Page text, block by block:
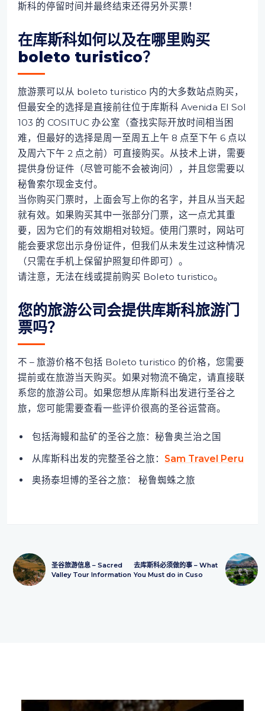
斯科的停留时间并最终结束还得另外买票！
在库斯科如何以及在哪里购买
boleto turistico？
旅游票可以从 boleto turistico 内的大多数站点购买，
但最安全的选择是直接前往位于库斯科 Avenida El Sol
103 的 COSITUC 办公室（查找实际开放时间相当困
难，但最好的选择是周一至周五上午 8 点至下午 6 点以
及周六下午 2 点之前）可直接购买。从技术上讲，需要
提供身份证件（尽管可能不会被询问），并且您需要以
秘鲁索尔现金支付。
当你购买门票时，上面会写上你的名字，并且从当天起
就有效。如果购买其中一张部分门票，这一点尤其重
要，因为它们的有效期相对较短。使用门票时，网站可
能会要求您出示身份证件，但我们从未发生过这种情况
（只需在手机上保留护照复印件即可）。
请注意，无法在线或提前购买 Boleto turistico。
您的旅游公司会提供库斯科旅游门
票吗？
不 – 旅游价格不包括 Boleto turistico 的价格，您需要
提前或在旅游当天购买。如果对物流不确定，请直接联
系您的旅游公司。如果您想从库斯科出发进行圣谷之
旅，您可能需要查看一些评价很高的圣谷运营商。
包括海鳗和盐矿的圣谷之旅：秘鲁奥兰治之国
从库斯科出发的完整圣谷之旅： Sam Travel Peru
奥扬泰坦博的圣谷之旅： 秘鲁蜘蛛之旅
圣谷旅游信息 – Sacred
Valley Tour Information
去库斯科必须做的事 – What
You Must do in Cuso